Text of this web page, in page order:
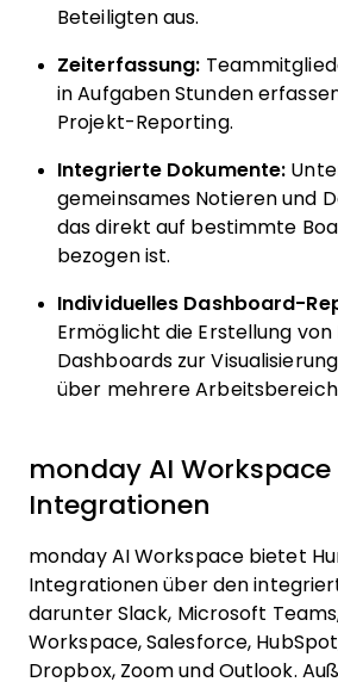
Beteiligten aus.
Zeiterfassung:
in Aufgaben Stunden
Projekt-Reporting.
Integrierte Dokumente:
gemeinsames Notieren und
das direkt auf bestimmte
bezogen ist.
Individuelles Dashboard-
Ermöglicht die Erstellung
Dashboards zur
über mehrere
monday AI Workspace
Integrationen
monday AI Workspace bietet
Integrationen über den
darunter Slack, Microsoft
Workspace, Salesforce,
Dropbox, Zoom und Outlook.